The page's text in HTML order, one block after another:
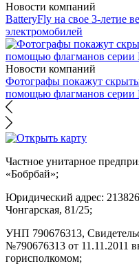
Новости компаний
BatteryFly на свое 3-летие
электромобилей
Новости компаний
Фотографы покажут
помощью флагманов серии
Частное унитарное
«Бобрбай»;
Юридический адрес:
Чонгарская, 81/25;
УНП 790676313,
№790676313 от 11.11.2011
горисполкомом;